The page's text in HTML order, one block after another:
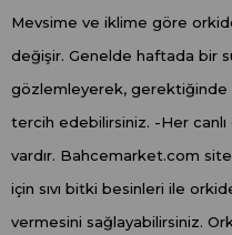
Mevsime ve iklime göre
değişir. Genelde haftada bir
gözlemleyerek, gerektiğinde
tercih edebilirsiniz. -Her
vardır. Bahcemarket.com
için sıvı bitki besinleri ile
vermesini sağlayabilirsiniz.